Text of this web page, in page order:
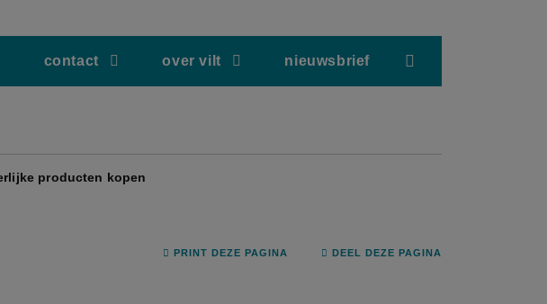
contact over vilt nieuwsbrief
producten kopen
PRINT DEZE PAGINA DEEL DEZE PAGINA